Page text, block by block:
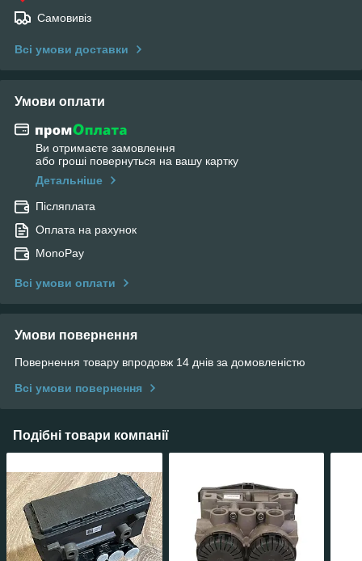
Самовивіз
Всі умови доставки
Умови оплати
Ви отримаєте замовлення
або гроші повернуться на вашу картку
Детальніше
Післяплата
Оплата на рахунок
MonoPay
Всі умови оплати
Умови повернення
Повернення товару впродовж 14 днів за домовленістю
Всі умови повернення
Подібні товари компанії